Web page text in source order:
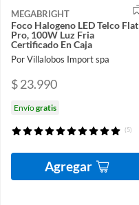
MEGABRIGHT
Foco Halogeno LED Telco Flat
Pro, 100W Luz Fria
Certificado En Caja
Por Villalobos Import spa
$ 23.990
Envíogratis
(5)
Agregar